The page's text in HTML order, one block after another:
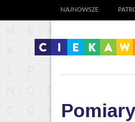
NAJNOWSZE